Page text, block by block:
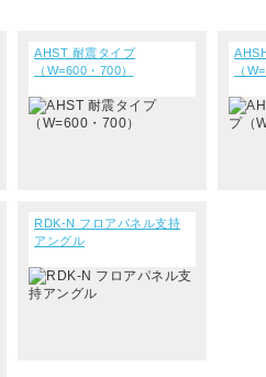
AHST 耐震タイプ
（W=600・700）
（
RDK-N フロアパネル支持
アングル